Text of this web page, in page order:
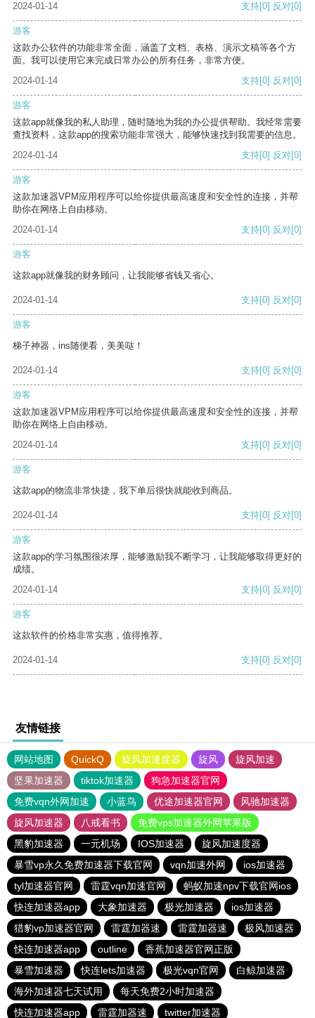
2024-01-14
支持[0] 反对[0]
游客
这款办公软件的功能非常全面，涵盖了文档、表格、演示文稿等各个方
面。我可以使用它来完成日常办公的所有任务，非常方便。
2024-01-14
支持[0] 反对[0]
游客
这款app就像我的私人助理，随时随地为我的办公提供帮助。我经常需要
查找资料，这款app的搜索功能非常强大，能够快速找到我需要的信息。
2024-01-14
支持[0] 反对[0]
游客
这款加速器VPM应用程序可以给你提供最高速度和安全性的连接，并帮
助你在网络上自由移动。
2024-01-14
支持[0] 反对[0]
游客
这款app就像我的财务顾问，让我能够省钱又省心。
2024-01-14 支持[0] 反对[0]
游客
梯子神器，ins随便看，美美哒！
2024-01-14 支持[0] 反对[0]
游客
这款加速器VPM应用程序可以给你提供最高速度和安全性的连接，并帮
助你在网络上自由移动。
2024-01-14
支持[0] 反对[0]
游客
这款app的物流非常快捷，我下单后很快就能收到商品。
2024-01-14 支持[0] 反对[0]
游客
这款app的学习氛围很浓厚，能够激励我不断学习，让我能够取得更好的
成绩。
2024-01-14
支持[0] 反对[0]
游客
这款软件的价格非常实惠，值得推荐。
2024-01-14 支持[0] 反对[0]
友情链接
网站地图 QuickQ 旋风加速度器 旋风
旋风加速
坚果加速器
tiktok加速器
狗急加速器官网
免费vqn外网加速
小蓝鸟 优途加速器官网
风驰加速器
旋风加速器
八戒看书
免费vps加速器外网苹果版
黑豹加速器
一元机场 IOS加速器
旋风加速度器
暴雪vp永久免费加速器下载官网
vqn加速外网
ios加速器
tyl加速器官网
雷霆vqn加速官网
蚂蚁加速npv下载官网ios
快连加速器app
大象加速器 极光加速器
ios加速器
猎豹vp加速器官网
雷霆加器速 雷霆加器速
极风加速器
快连加速器app
outline
香蕉加速器官网正版
暴雪加速器
快连lets加速器 极光vqn官网
白鲸加速器
海外加速器七天试用
每天免费2小时加速器
快连加速器app
雷霆加器速 twitter加速器